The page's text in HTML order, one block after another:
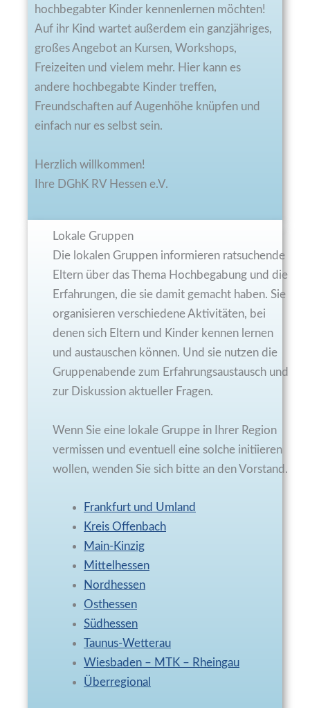
hochbegabter Kinder kennenlernen möchten!
Auf ihr Kind wartet außerdem ein ganzjähriges,
großes Angebot an Kursen, Workshops,
Freizeiten und vielem mehr. Hier kann es
andere hochbegabte Kinder treffen,
Freundschaften auf Augenhöhe knüpfen und
einfach nur es selbst sein.
Herzlich willkommen!
Ihre DGhK RV Hessen e.V.
Lokale Gruppen
Die lokalen Gruppen informieren ratsuchende
Eltern über das Thema Hochbegabung und die
Erfahrungen, die sie damit gemacht haben. Sie
organisieren verschiedene Aktivitäten, bei
denen sich Eltern und Kinder kennen lernen
und austauschen können. Und sie nutzen die
Gruppenabende zum Erfahrungsaustausch und
zur Diskussion aktueller Fragen.
Wenn Sie eine lokale Gruppe in Ihrer Region
vermissen und eventuell eine solche initiieren
wollen, wenden Sie sich bitte an den Vorstand.
Frankfurt und Umland
Kreis Offenbach
Main-Kinzig
Mittelhessen
Nordhessen
Osthessen
Südhessen
Taunus-Wetterau
Wiesbaden – MTK – Rheingau
Überregional